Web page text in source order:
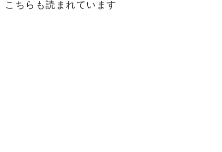
こちらも読まれています